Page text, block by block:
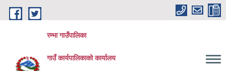
Skip to main content
रम्भा गाउँपालिका
गाउँ कार्यपालिकाको कार्यालय